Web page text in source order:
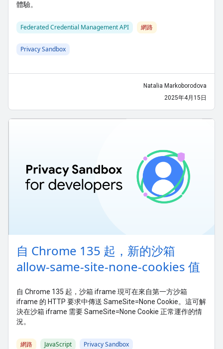
體驗。
Federated Credential Management API 網路
Privacy Sandbox
Natalia Markoborodova
2025年4月15日
自 Chrome 135 起，新的沙箱
allow-same-site-none-cookies 值
自 Chrome 135 起，沙箱 iframe 現可在來自第一方沙箱
iframe 的 HTTP 要求中傳送 SameSite=None Cookie。這可解
決在沙箱 iframe 需要 SameSite=None Cookie 正常運作的情
況。
網路 JavaScript Privacy Sandbox